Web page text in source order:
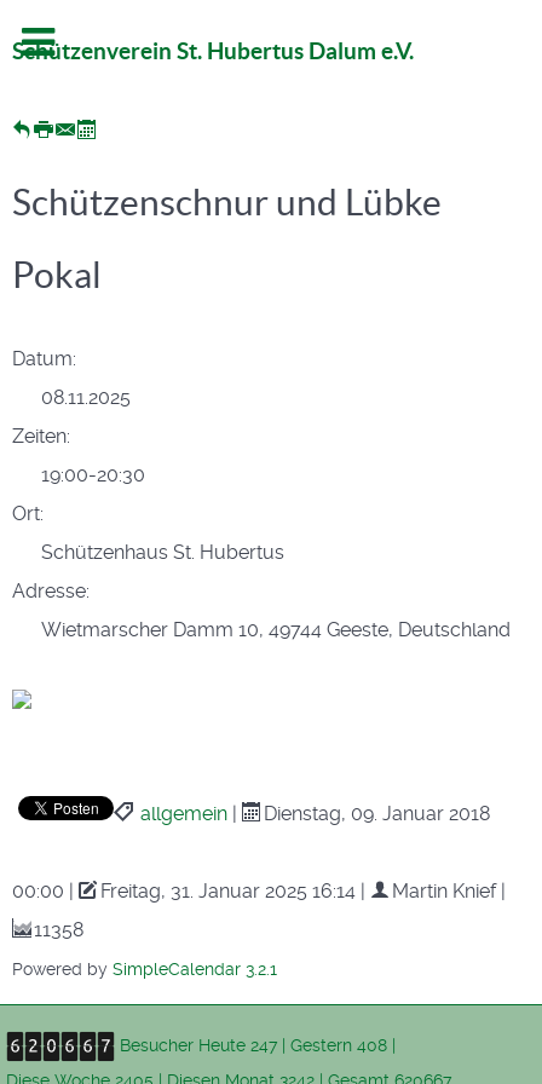
Schützenverein St. Hubertus Dalum e.V.
Schützenschnur und Lübke
Pokal
Datum:
08.11.2025
Zeiten:
19:00-20:30
Ort:
Schützenhaus St. Hubertus
Adresse:
Wietmarscher Damm 10, 49744 Geeste, Deutschland
allgemein | Dienstag, 09. Januar 2018
00:00 | Freitag, 31. Januar 2025 16:14 | Martin Knief |
11358
Powered by SimpleCalendar 3.2.1
Besucher Heute 247 | Gestern 408 |